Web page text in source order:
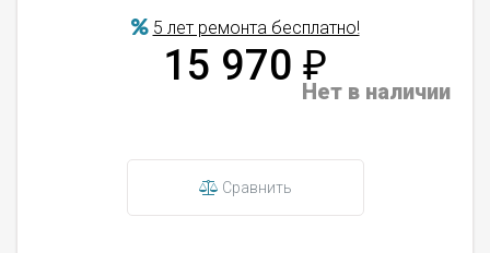
5 лет ремонта бесплатно!
15 970 ₽
Нет в наличии
Сравнить